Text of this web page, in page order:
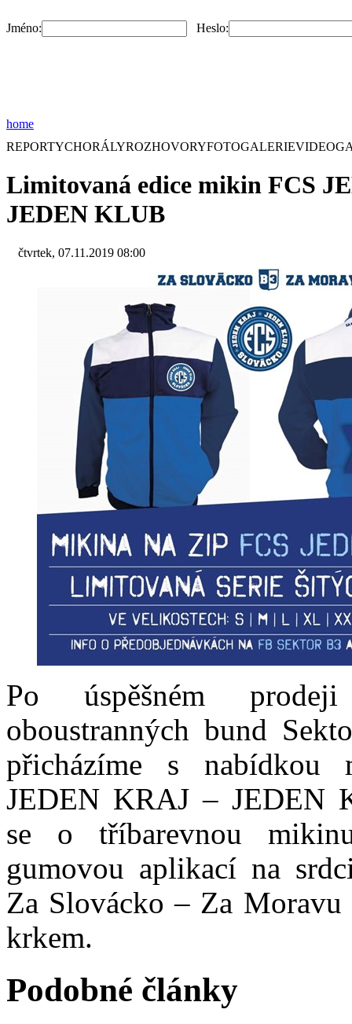
Jméno: Heslo:
home
REPORTYCHORÁLYROZHOVORYFOTOGALERIE
Limitovaná edice mikin FCS
JEDEN KLUB
čtvrtek, 07.11.2019 08:00
Po úspěšném
oboustranných bund
přicházíme s nabídkou
JEDEN KRAJ – JEDEN
se o tříbarevnou
gumovou aplikací na
Za Slovácko – Za Moravu
krkem.
Podobné články